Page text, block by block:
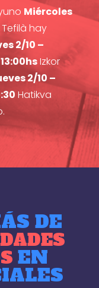
Miércoles
Tefilà hay
2/10 –
Izkor
2/10 –
Hatikva
DE
EN